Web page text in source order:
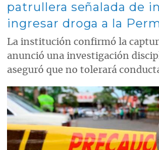
patrullera señalada de
ingresar droga a la
La institución confirmó la
anunció una investigación
aseguró que no tolerará
Contenido multimedia principal